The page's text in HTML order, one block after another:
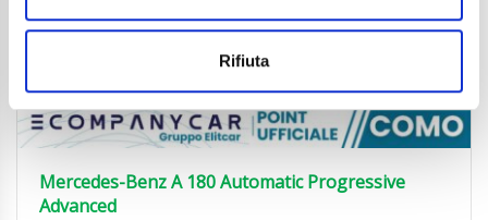
Rifiuta
Mercedes-Benz A 180 Automatic Progressive
Advanced